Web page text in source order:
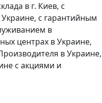
в г. Киев, с
с гарантийным
в
центрах в Украине,
в Украине,
с акциями и